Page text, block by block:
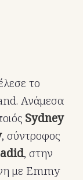
το
Ανάμεσα
Sydney
, σύντροφος
, στην
με Emmy